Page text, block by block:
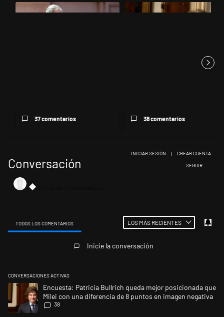
Un artículo de tendencia con el título "Las incosistencias de
37 comentarios
Un artículo de tendencia con el
38 comentarios
Conversación SIGA ESTA
SEGUIR
INICIAR SESIÓN | CREAR CUENTA
TODOS LOS COMENTARIOS LOS MÁS RECIENTES
Inicie la conversación
CONVERSACIONES ACTIVAS
Este listado muestra los artículos con más comentarios en los últimos
Un artículo de tendencia con el título "Encuesta: Patricia Bullrich
Encuesta: Patricia Bullrich queda mejor posicionada que
Milei con una diferencia de 8 puntos en imagen negativa
38